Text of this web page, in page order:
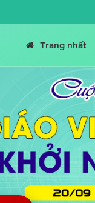
Trang nhất